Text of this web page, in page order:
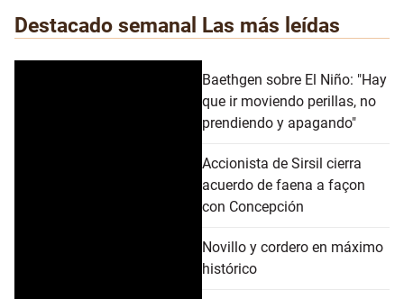
Destacado semanal Las más leídas
Baethgen sobre El Niño: "Hay
que ir moviendo perillas, no
prendiendo y apagando"
Accionista de Sirsil cierra
acuerdo de faena a façon
con Concepción
Novillo y cordero en máximo
histórico